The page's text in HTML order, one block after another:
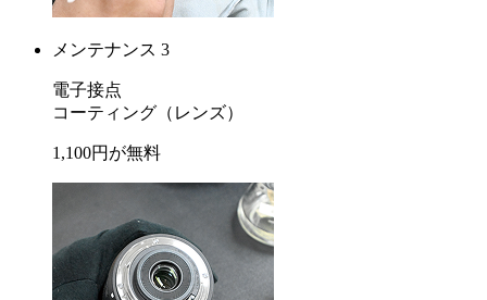
メンテナンス 3
電子接点
コーティング （レンズ）
1,100円が無料